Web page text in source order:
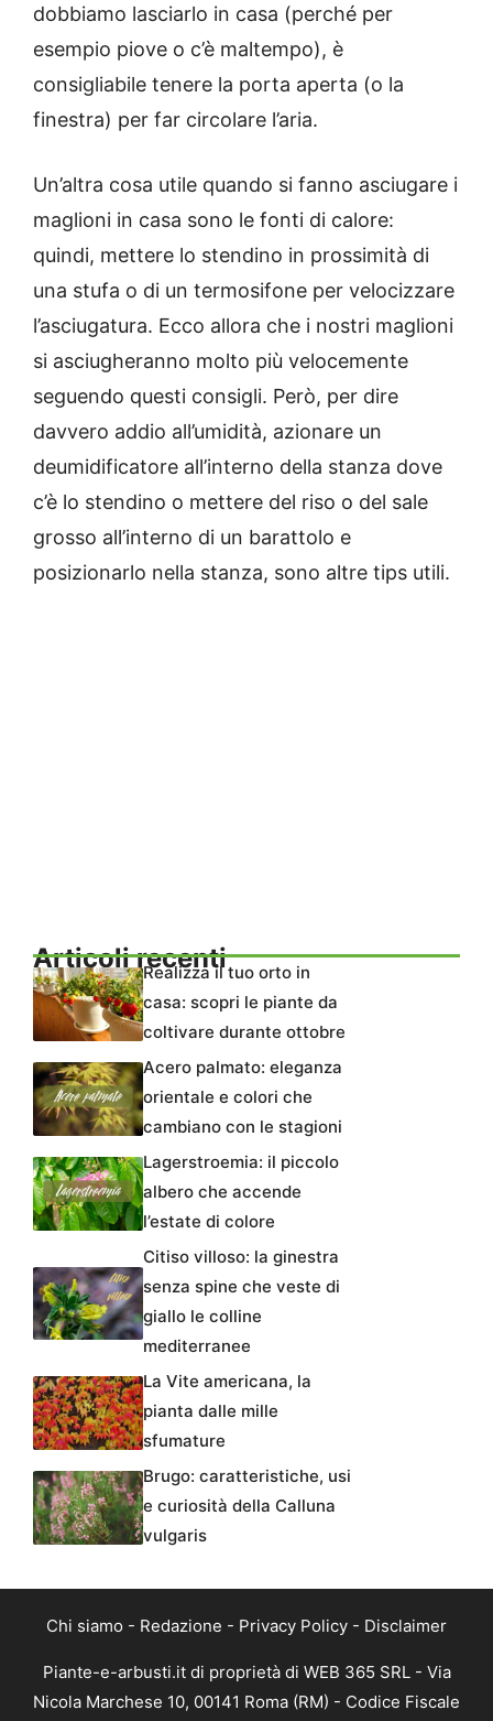
dobbiamo lasciarlo in casa (perché per
esempio piove o c’è maltempo), è
consigliabile tenere la porta aperta (o la
finestra) per far circolare l’aria.
Un’altra cosa utile quando si fanno asciugare i
maglioni in casa sono le fonti di calore:
quindi, mettere lo stendino in prossimità di
una stufa o di un termosifone per velocizzare
l’asciugatura. Ecco allora che i nostri maglioni
si asciugheranno molto più velocemente
seguendo questi consigli. Però, per dire
davvero addio all’umidità, azionare un
deumidificatore all’interno della stanza dove
c’è lo stendino o mettere del riso o del sale
grosso all’interno di un barattolo e
posizionarlo nella stanza, sono altre tips utili.
Articoli recentiRealizza il tuo orto in
casa: scopri le piante da
coltivare durante ottobre
Acero palmato: eleganza
orientale e colori che
cambiano con le stagioni
Lagerstroemia: il piccolo
albero che accende
l’estate di colore
Citiso villoso: la ginestra
senza spine che veste di
giallo le colline
mediterranee
La Vite americana, la
pianta dalle mille
sfumature
Brugo: caratteristiche, usi
e curiosità della Calluna
vulgaris
Chi siamo - Redazione - Privacy Policy - Disclaimer
Piante-e-arbusti.it di proprietà di WEB 365 SRL - Via
Nicola Marchese 10, 00141 Roma (RM) - Codice Fiscale